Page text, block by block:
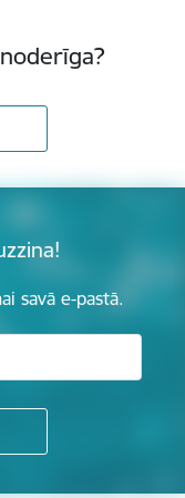
savā e-pastā.